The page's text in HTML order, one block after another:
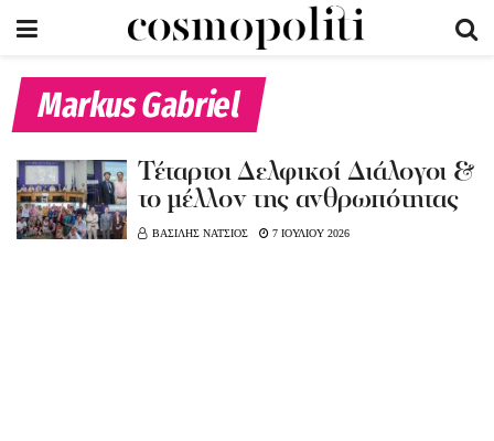
Markus Gabriel
Τέταρτοι Δελφικοί Διάλογοι &
το μέλλον της ανθρωπότητας
ΒΑΣΙΛΗΣ ΝΑΤΣΙΟΣ 7 ΙΟΥΛΙΟΥ 2026